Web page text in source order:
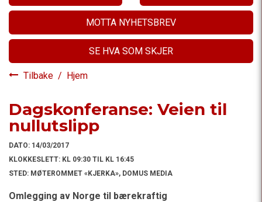
MOTTA NYHETSBREV
SE HVA SOM SKJER
Tilbake / Hjem
Dagskonferanse: Veien til
nullutslipp
DATO: 14/03/2017
KLOKKESLETT: KL 09:30 TIL KL 16:45
STED: MØTEROMMET «KJERKA», DOMUS MEDIA
Omlegging av Norge til bærekraftig